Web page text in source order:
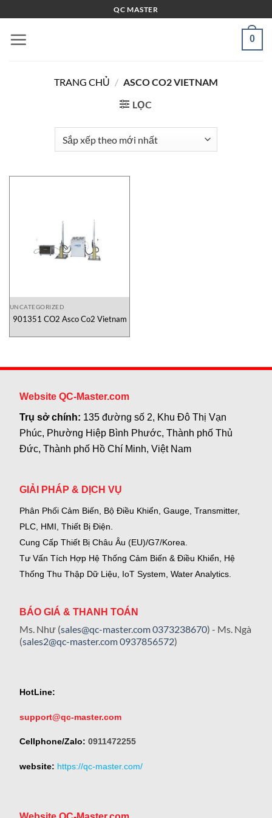
qua
nội
QC MASTER
0
TRANG CHỦ / ASCO CO2 VIETNAM
LỌC
UNCATEGORIZED
901351 CO2 Asco Co2 Vietnam
Website QC-Master.com
Trụ sở chính: 135 đường số 2, Khu Đô Thị Vạn
Phúc, Phường Hiệp Bình Phước, Thành phố Thủ
Đức, Thành phố Hồ Chí Minh, Việt Nam
GIẢI PHÁP & DỊCH VỤ
Phân Phối Cảm Biến, Bộ Điều Khiển, Gauge, Transmitter,
PLC, HMI, Thiết Bị Điện.
Cung Cấp Thiết Bị Châu Âu (EU)/G7/Korea.
Tư Vấn Tích Hợp Hệ Thống Cảm Biến & Điều Khiển, Hệ
Thống Thu Thập Dữ Liệu, IoT System, Water Analytics.
BÁO GIÁ & THANH TOÁN
Ms. Như (sales@qc-master.com0373238670) - Ms. Ngà
(sales2@qc-master.com0937856572)
HotLine:
support@qc-master.com
Cellphone/Zalo: 0911472255
website: https://qc-master.com/